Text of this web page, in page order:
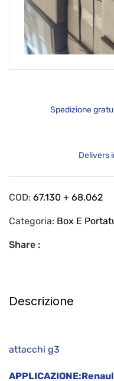
Spedizione
Delivers
COD: 67.130 + 68.062
Categoria: Box E
Share :
Descrizione
APPLICAZIONE: